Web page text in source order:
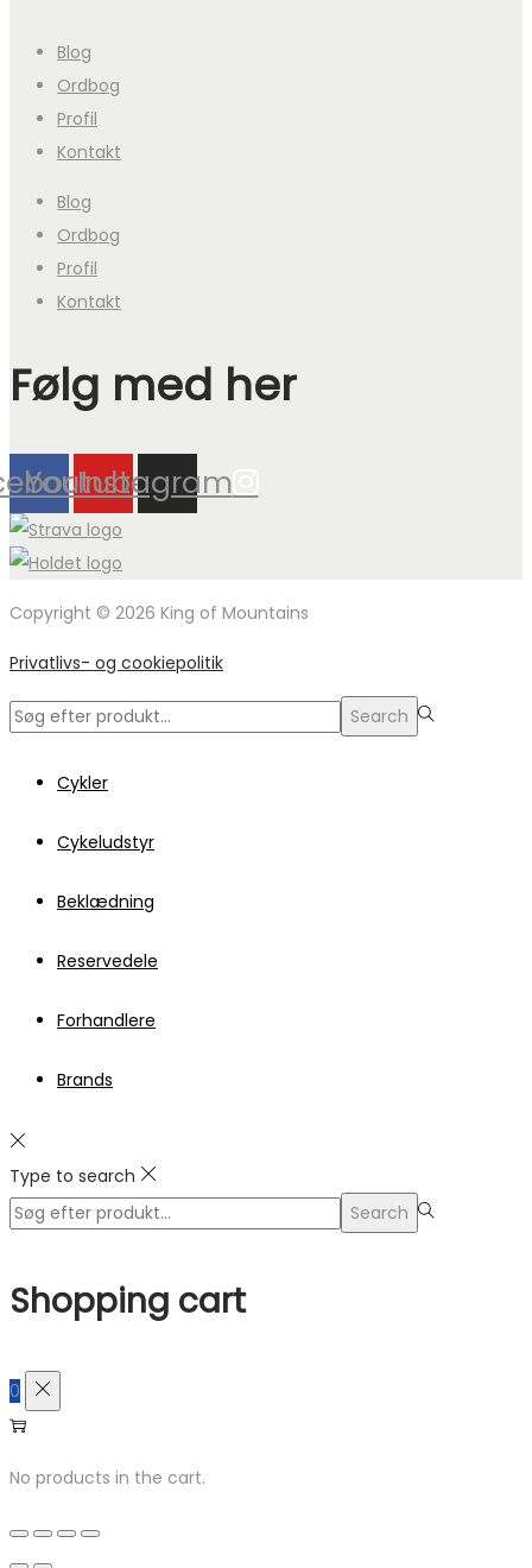
Blog
Ordbog
Profil
Kontakt
Blog
Ordbog
Profil
Kontakt
Følg med her
Youtube
Instagram
Copyright © 2026 King of Mountains
Privatlivs- og cookiepolitik
Search
Search
Cykler
Cykeludstyr
Beklædning
Reservedele
Forhandlere
Brands
Type to search
Search
Search
Shopping cart
0
No products in the cart.